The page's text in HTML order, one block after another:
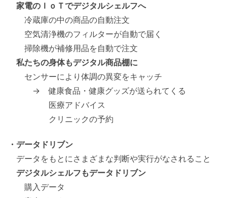
家電のＩｏＴでデジタルシェルフへ
冷蔵庫の中の商品の自動注文
空気清浄機のフィルターが自動で届く
掃除機が補修用品を自動で注文
私たちの身体もデジタル商品棚に
センサーにより体調の異変をキャッチ
→ 健康食品・健康グッズが送られてくる
医療アドバイス
クリニックの予約
・データドリブン
データをもとにさまざまな判断や実行がなされること
デジタルシェルフもデータドリブン
購入データ